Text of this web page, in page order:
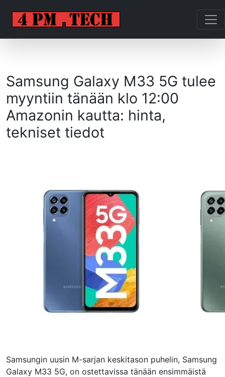
Samsung Galaxy M33 5G tulee
myyntiin tänään klo 12:00
Amazonin kautta: hinta,
tekniset tiedot
Samsungin uusin M-sarjan keskitason puhelin, Samsung
Galaxy M33 5G, on ostettavissa tänään ensimmäistä